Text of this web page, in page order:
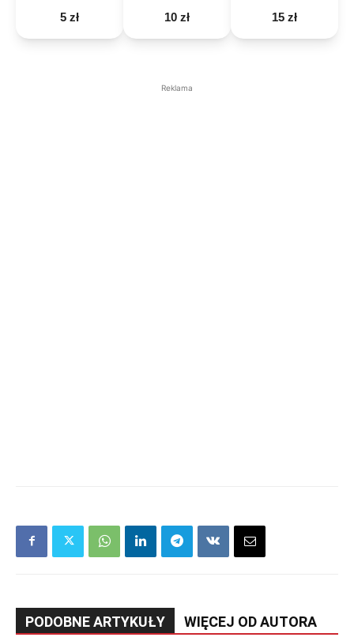
5 zł 10 zł 15 zł
Reklama
PODOBNE ARTYKUŁY WIĘCEJ OD AUTORA